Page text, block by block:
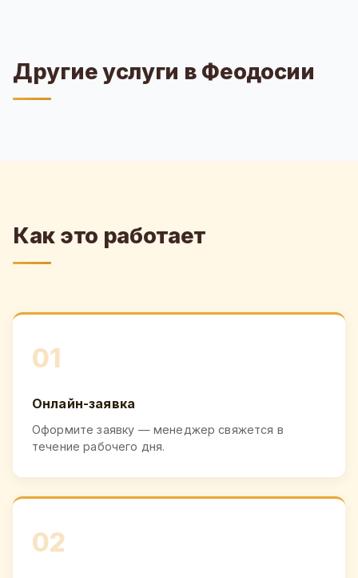
Другие услуги в Феодосии
Как это работает
01
Онлайн-заявка
Оформите заявку — менеджер свяжется в
течение рабочего дня.
02